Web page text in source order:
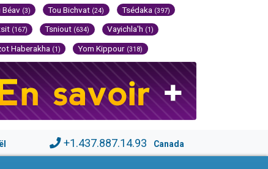
Béav (3) Tou Bichvat (24) Tsédaka (397)
(167) Tsniout (634) Vayichla'h (1)
Haberakha (1) Yom Kippour (318)
+1.437.887.14.93 Canada